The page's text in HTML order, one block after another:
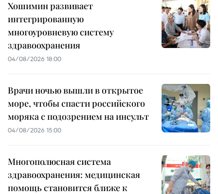
Хошимин развивает
интегрированную
многоуровневую систему
здравоохранения
04/08/2026 18:00
Врачи ночью вышли в открытое
море, чтобы спасти российского
моряка с подозрением на инсульт
04/08/2026 15:00
Многополюсная система
здравоохранения: медицинская
помощь становится ближе к